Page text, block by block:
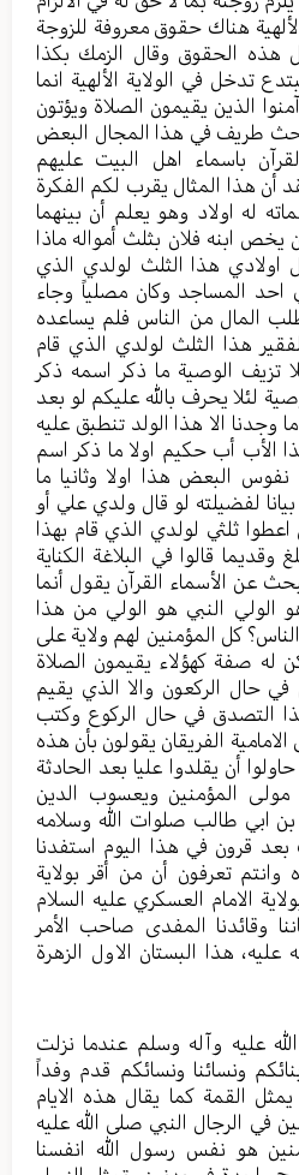
هناك حقوق معروفة للزوجة
هذه الحقوق وقال الزمك بكذا
تدخل في الولاية الألهية انما
الذين يقيمون الصلاة ويؤتون
طريف في هذا المجال البعض
باسماء اهل البيت عليهم
أن هذا المثال يقرب لكم الفكرة
له اولاد وهو يعلم أن بينهما
ابنه فلان بثلث أمواله ماذا
هذا الثلث لولدي الذي
احد المساجد وكان مصلياً وجاء
المال من الناس فلم يساعده
هذا الثلث لولدي الذي قام
تزيف الوصية ما ذكر اسمه ذكر
لئلا يحرف بالله عليكم لو بعد
وجدنا الا هذا الولد تنطبق عليه
الأب أب حكيم اولا ما ذكر اسم
نفوس البعض هذا اولا وثانيا ما
لفضيلته لو قال ولدي علي أو
اعطوا ثلثي لولدي الذي قام بهذا
وقديما قالوا في البلاغة الكناية
عن الأسماء القرآن يقول أنما
الولي النبي هو الولي من هذا
كل المؤمنين لهم ولاية على
له صفة كهؤلاء يقيمون الصلاة
في حال الركعون والا الذي يقيم
التصدق في حال الركوع وكتب
الفريقان يقولون بأن هذه
أن يقلدوا عليا بعد الحادثة
مولى المؤمنين ويعسوب الدين
ابي طالب صلوات الله وسلامه
قرون في هذا اليوم استفدنا
وانتم تعرفون أن من أقر بولاية
الامام العسكري عليه السلام
وقائدنا المفدى صاحب الأمر
عليه، هذا البستان الاول الزهرة
عليه وآله وسلم عندما نزلت
ونسائنا ونسائكم قدم وفداً
القمة كما يقال هذه الايام
في الرجال النبي صلى الله عليه
هو نفس رسول الله انفسنا